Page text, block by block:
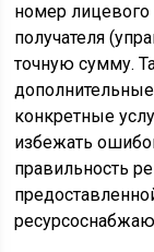
номер лицевого
получателя
точную сумму.
конкретные
избежать
правильность